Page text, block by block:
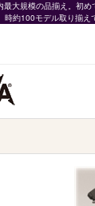
最大規模の品揃え。初
時約100モデル取り揃え